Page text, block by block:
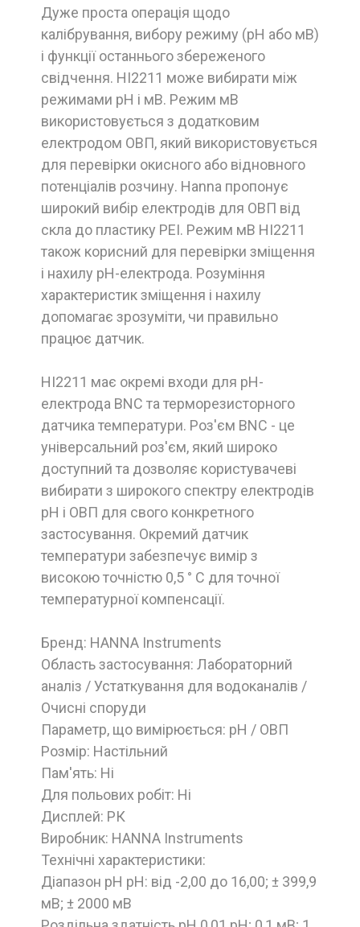
Дуже проста операція щодо
калібрування, вибору режиму (pH або мВ)
і функції останнього збереженого
свідчення. HI2211 може вибирати між
режимами pH і мВ. Режим мВ
використовується з додатковим
електродом ОВП, який використовується
для перевірки окисного або відновного
потенціалів розчину. Hanna пропонує
широкий вибір електродів для ОВП від
скла до пластику PEI. Режим мВ HI2211
також корисний для перевірки зміщення
і нахилу pH-електрода. Розуміння
характеристик зміщення і нахилу
допомагає зрозуміти, чи правильно
працює датчик.
HI2211 має окремі входи для pH-
електрода BNC та терморезисторного
датчика температури. Роз'єм BNC - це
універсальний роз'єм, який широко
доступний та дозволяє користувачеві
вибирати з широкого спектру електродів
pH і ОВП для свого конкретного
застосування. Окремий датчик
температури забезпечує вимір з
високою точністю 0,5 ° C для точної
температурної компенсації.
Бренд: HANNA Instruments
Область застосування: Лабораторний
аналіз / Устаткування для водоканалів /
Очисні споруди
Параметр, що вимірюється: pH / ОВП
Розмір: Настільний
Пам'ять: Ні
Для польових робіт: Ні
Дисплей: РК
Виробник: HANNA Instruments
Технічні характеристики:
Діапазон рН рН: від -2,00 до 16,00; ± 399,9
мВ; ± 2000 мВ